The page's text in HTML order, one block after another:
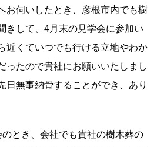
お伺いしたとき、彦根市内でも樹
きして、4月末の見学会に参加い
近くていつでも行ける立地やわか
ったので貴社にお願いいたしまし
日無事納骨することができ、あり
とき、会社でも貴社の樹木葬の